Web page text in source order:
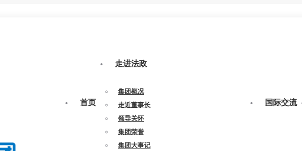
首页
走进法政
集团概况
走近董事长
领导关怀
集团荣誉
集团大事记
国际交流